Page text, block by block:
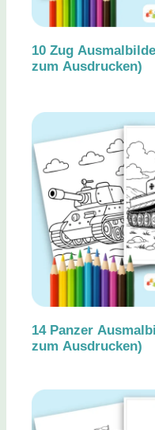
10 Zug
zum Ausdrucken)
14 Panzer
zum Ausdrucken)